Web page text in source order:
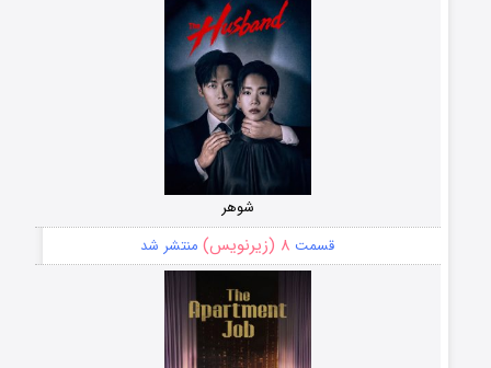
شوهر
قسمت ۸ (زیرنویس) منتشر شد